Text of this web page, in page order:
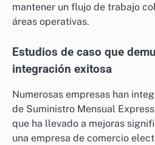
mantener un flujo de trabajo
áreas operativas.
Estudios de caso que
integración exitosa
Numerosas empresas han
de Suministro Mensual
que ha llevado a mejoras
una empresa de comercio